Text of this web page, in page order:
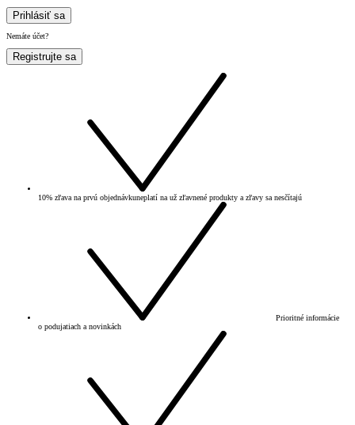
Prihlásiť sa
Nemáte účet?
Registrujte sa
10% zľava na prvú objednávkuneplatí na už zľavnené produkty a zľavy sa nesčítajú
Prioritné informácie
o podujatiach a novinkách